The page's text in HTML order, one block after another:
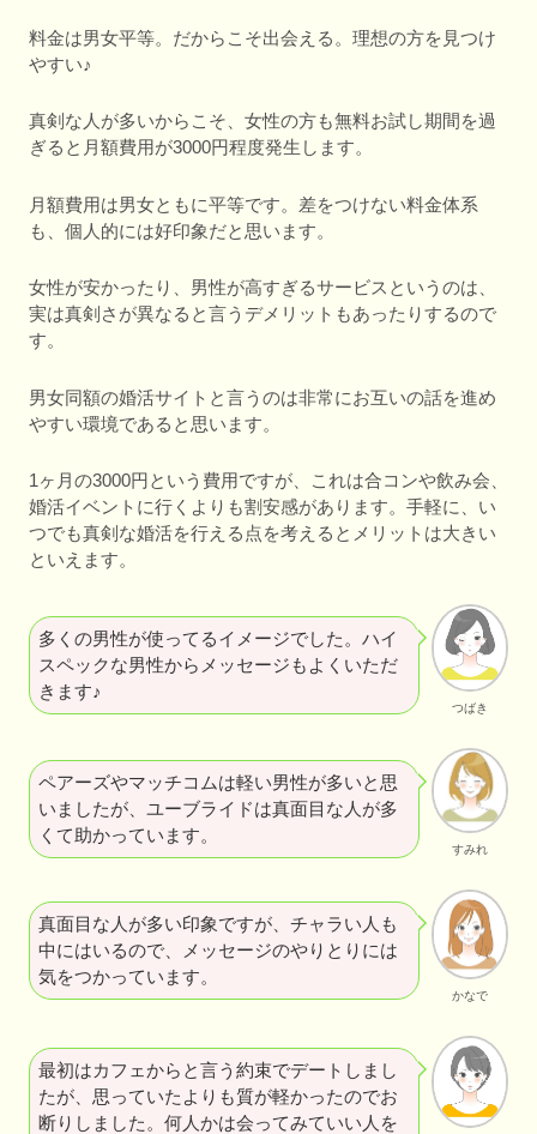
料金は男女平等。だからこそ出会える。理想の方を見つけ
やすい♪
真剣な人が多いからこそ、女性の方も無料お試し期間を過
ぎると月額費用が3000円程度発生します。
月額費用は男女ともに平等です。差をつけない料金体系
も、個人的には好印象だと思います。
女性が安かったり、男性が高すぎるサービスというのは、
実は真剣さが異なると言うデメリットもあったりするので
す。
男女同額の婚活サイトと言うのは非常にお互いの話を進め
やすい環境であると思います。
1ヶ月の3000円という費用ですが、これは合コンや飲み会、
婚活イベントに行くよりも割安感があります。手軽に、い
つでも真剣な婚活を行える点を考えるとメリットは大きい
といえます。
つばき
多くの男性が使ってるイメージでした。ハイ
スペックな男性からメッセージもよくいただ
きます♪
すみれ
ペアーズやマッチコムは軽い男性が多いと思
いましたが、ユーブライドは真面目な人が多
くて助かっています。
かなで
真面目な人が多い印象ですが、チャラい人も
中にはいるので、メッセージのやりとりには
気をつかっています。
最初はカフェからと言う約束でデートしまし
たが、思っていたよりも質が軽かったのでお
断りしました。何人かは会ってみていい人を